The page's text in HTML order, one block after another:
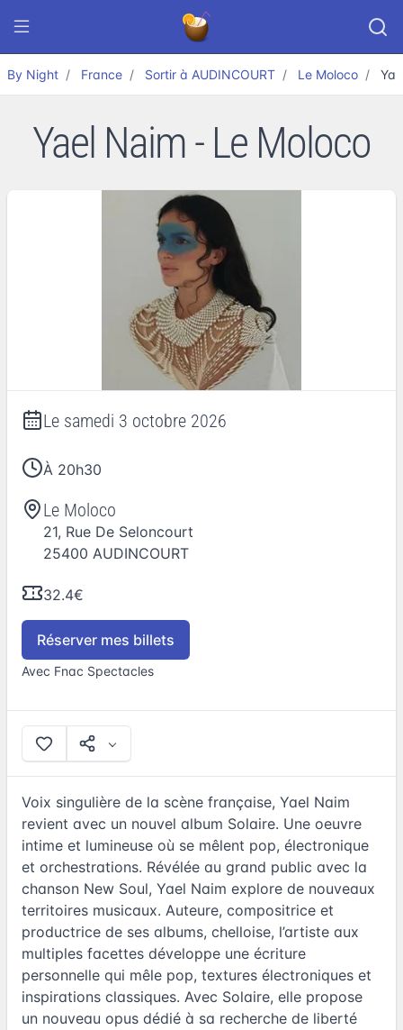
By Night France Sortir à AUDINCOURT Le Moloco
Yael Naim - Le Moloco
Le samedi 3 octobre 2026
À 20h30
Le Moloco
21, Rue De Seloncourt
25400 AUDINCOURT
32.4€
Réserver mes billets
Avec Fnac Spectacles
Voix singulière de la scène française, Yael Naim
revient avec un nouvel album Solaire. Une oeuvre
intime et lumineuse où se mêlent pop, électronique
et orchestrations. Révélée au grand public avec la
chanson New Soul, Yael Naim explore de nouveaux
territoires musicaux. Auteure, compositrice et
productrice de ses albums, chelloise, l’artiste aux
multiples facettes développe une écriture
personnelle qui mêle pop, textures électroniques et
inspirations classiques. Avec Solaire, elle propose
un nouveau opus dédié à sa recherche de liberté